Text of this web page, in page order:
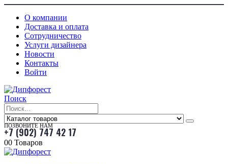
О компании
Доставка и оплата
Сотрудничество
Услуги дизайнера
Новости
Контакты
Войти
Поиск
ПОЗВОНИТЕ НАМ
+7 (902) 747 42 17
00 Товаров